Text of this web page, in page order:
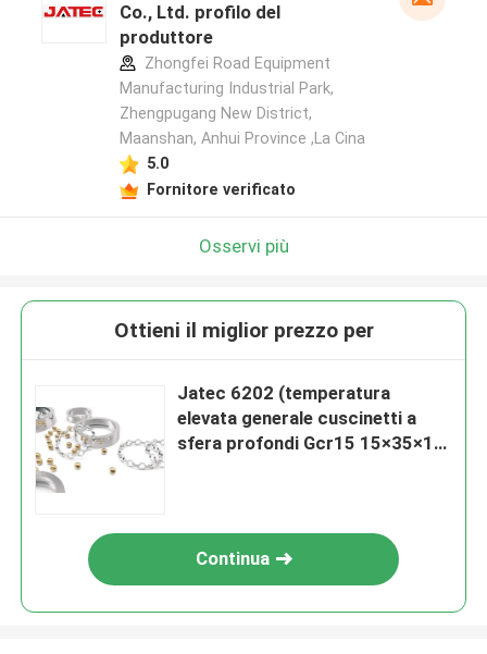
Co., Ltd. profilo del
produttore
Zhongfei Road Equipment
Manufacturing Industrial Park,
Zhengpugang New District,
Maanshan, Anhui Province ,La Cina
5.0
Fornitore verificato
Osservi più
Ottieni il miglior prezzo per
Jatec 6202 (temperatura
elevata generale cuscinetti a
sfera profondi Gcr15 15×35×11
Continua